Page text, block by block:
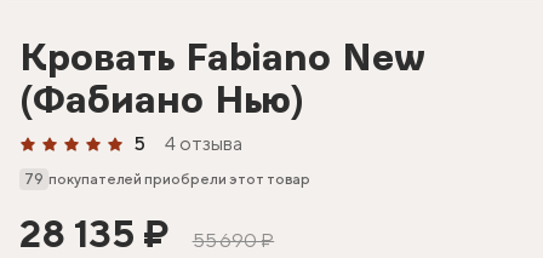
Кровать Fabiano New
(Фабиано Нью)
5 4 отзыва
79 покупателей приобрели этот товар
28 135 ₽ 55 690 ₽